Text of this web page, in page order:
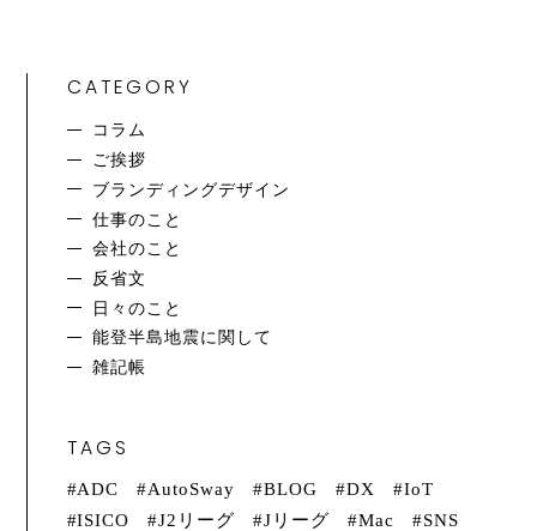
CATEGORY
コラム
ご挨拶
ブランディングデザイン
仕事のこと
会社のこと
反省文
日々のこと
能登半島地震に関して
雑記帳
TAGS
ADC AutoSway BLOG DX
IoT
ISICO
J2リーグ Jリーグ Mac
SNS